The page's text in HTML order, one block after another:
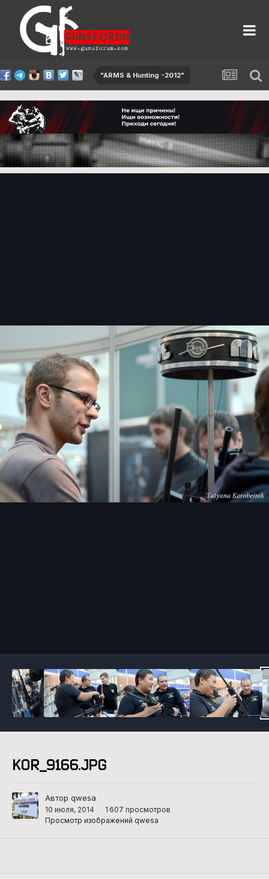
"ARMS & Hunting -2012"
KOR_9166.JPG
Автор qwesa
10 июля, 2014
1 607 просмотров
Просмотр изображений qwesa